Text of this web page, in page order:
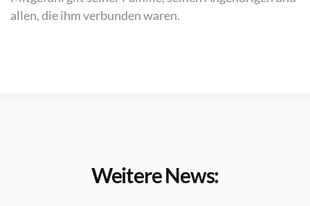
allen, die ihm verbunden waren.
Weitere News: